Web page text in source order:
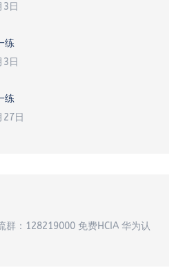
日
练
日
练
27日
群：128219000 免费HCIA 华为认